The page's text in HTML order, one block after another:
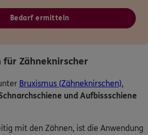
Bedarf ermitteln
für Zähneknirscher
Bruxismus (Zähneknirschen),
und Aufbissschiene
mit den Zähnen, ist die Anwendung